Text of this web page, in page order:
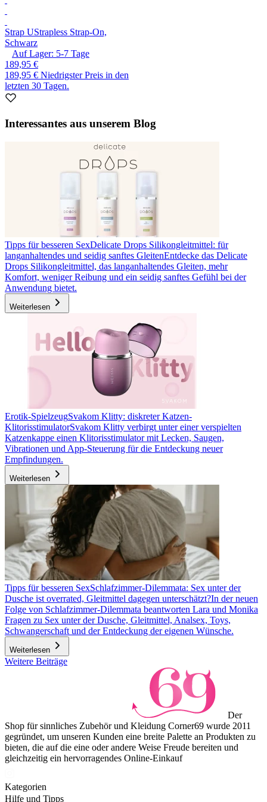
Strap UStrapless Strap-On,
Schwarz
Auf Lager: 5-7 Tage
189,95 €
189,95 € Niedrigster Preis in den
letzten 30 Tagen.
Interessantes aus unserem Blog
Tipps für besseren SexDelicate Drops Silikongleitmittel: für
langanhaltendes und seidig sanftes GleitenEntdecke das Delicate
Drops Silikongleitmittel, das langanhaltendes Gleiten, mehr
Komfort, weniger Reibung und ein seidig sanftes Gefühl bei der
Anwendung bietet.
Weiterlesen
Erotik-SpielzeugSvakom Klitty: diskreter Katzen-
KlitorisstimulatorSvakom Klitty verbirgt unter einer verspielten
Katzenkappe einen Klitorisstimulator mit Lecken, Saugen,
Vibrationen und App-Steuerung für die Entdeckung neuer
Empfindungen.
Weiterlesen
Tipps für besseren SexSchlafzimmer-Dilemmata: Sex unter der
Dusche ist overrated, Gleitmittel dagegen unterschätzt?In der neuen
Folge von Schlafzimmer-Dilemmata beantworten Lara und Monika
Fragen zu Sex unter der Dusche, Gleitmittel, Analsex, Toys,
Schwangerschaft und der Entdeckung der eigenen Wünsche.
Weiterlesen
Weitere Beiträge
Der
Shop für sinnliches Zubehör und Kleidung Corner69 wurde 2011
gegründet, um unseren Kunden eine breite Palette an Produkten zu
bieten, die auf die eine oder andere Weise Freude bereiten und
gleichzeitig ein hervorragendes Online-Einkauf
Kategorien
Hilfe und Tipps